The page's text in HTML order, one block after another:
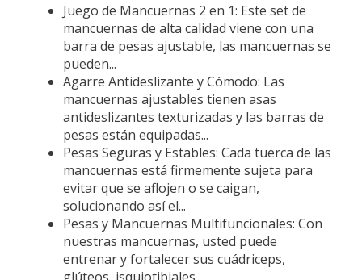
Juego de Mancuernas 2 en 1: Este set de
mancuernas de alta calidad viene con una
barra de pesas ajustable, las mancuernas se
pueden...
Agarre Antideslizante y Cómodo: Las
mancuernas ajustables tienen asas
antideslizantes texturizadas y las barras de
pesas están equipadas...
Pesas Seguras y Estables: Cada tuerca de las
mancuernas está firmemente sujeta para
evitar que se aflojen o se caigan,
solucionando así el...
Pesas y Mancuernas Multifuncionales: Con
nuestras mancuernas, usted puede
entrenar y fortalecer sus cuádriceps,